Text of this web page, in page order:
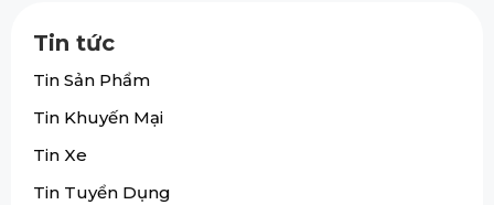
Tin tức
Tin Sản Phẩm
Tin Khuyến Mại
Tin Xe
Tin Tuyển Dụng